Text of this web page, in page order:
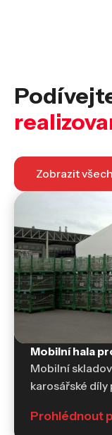
Zobrazit
Skladovací haly a
Mobilní hala
Mobilní
karosářské
Prohlédnout